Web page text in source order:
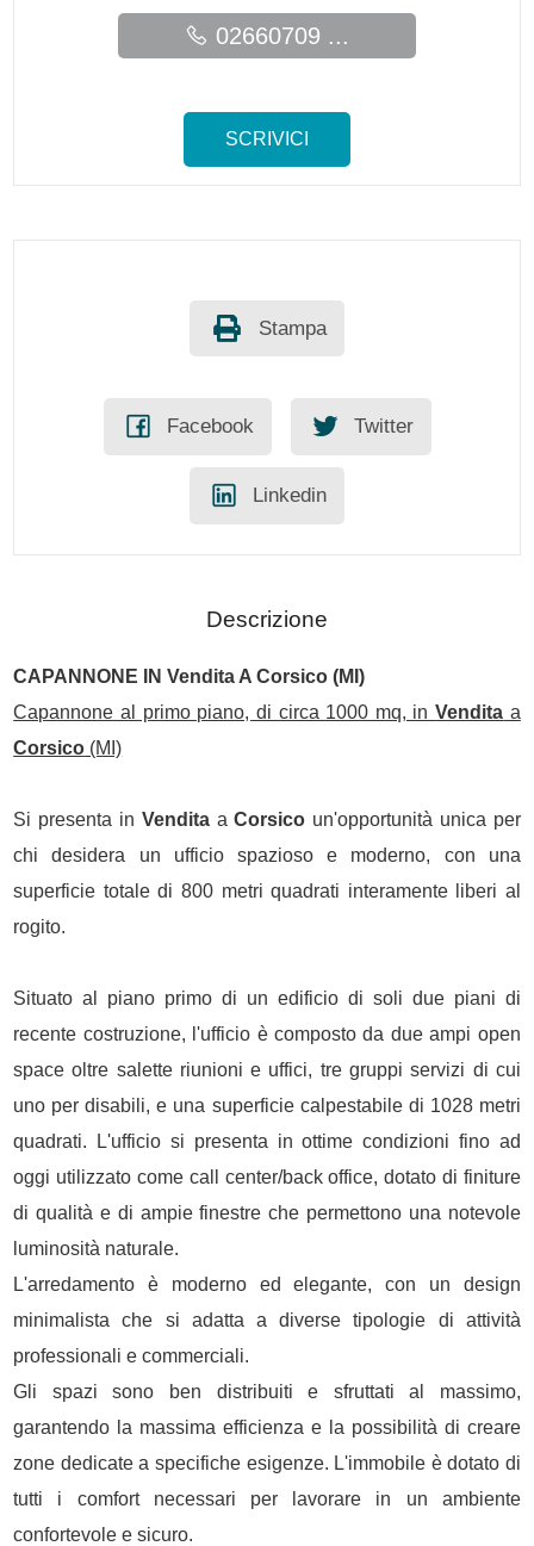
02660709 ...
SCRIVICI
Stampa
Facebook Twitter
Linkedin
Descrizione
CAPANNONE INVendita ACorsico (MI)
Capannone al primo piano, di circa 1000 mq, inVendita a
Corsico (MI)
Si presenta in VenditaaCorsico un'opportunità unica per
chi desidera un ufficio spazioso e moderno, con una
superficie totale di 800 metri quadrati interamente liberi al
rogito.
Situato al piano primo di un edificio di soli due piani di
recente costruzione, l'ufficio è composto da due ampi open
space oltre salette riunioni e uffici, tre gruppi servizi di cui
uno per disabili, e una superficie calpestabile di 1028 metri
quadrati. L'ufficio si presenta in ottime condizioni fino ad
oggi utilizzato come call center/back office, dotato di finiture
di qualità e di ampie finestre che permettono una notevole
luminosità naturale.
L'arredamento è moderno ed elegante, con un design
minimalista che si adatta a diverse tipologie di attività
professionali e commerciali.
Gli spazi sono ben distribuiti e sfruttati al massimo,
garantendo la massima efficienza e la possibilità di creare
zone dedicate a specifiche esigenze. L'immobile è dotato di
tutti i comfort necessari per lavorare in un ambiente
confortevole e sicuro.